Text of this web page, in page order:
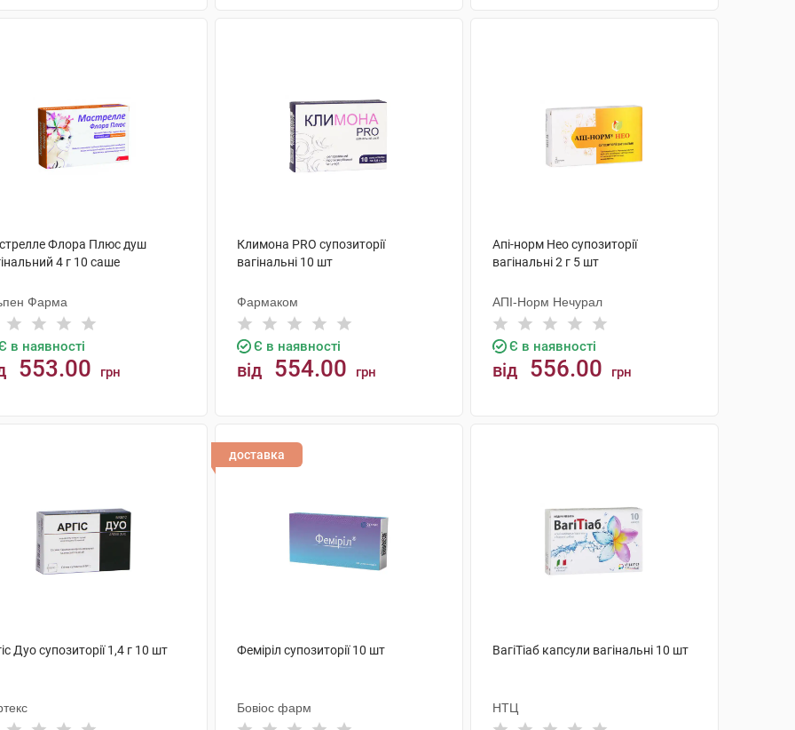
Флора Плюс душ
4 г 10 саше
Фарма
в наявності
553.00 грн
Климона PRO супозиторії
вагінальні 10 шт
Фармаком
Є в наявності
від 554.00 грн
Апі-норм Нео супозиторії
вагінальні 2 г 5 шт
АПІ-Норм Нечурал
Є в наявності
від 556.00 грн
Дуо супозиторії 1,4 г 10 шт
доставка
Феміріл супозиторії 10 шт
Бовіос фарм
ВагіТіаб капсули вагінальні 10 шт
НТЦ